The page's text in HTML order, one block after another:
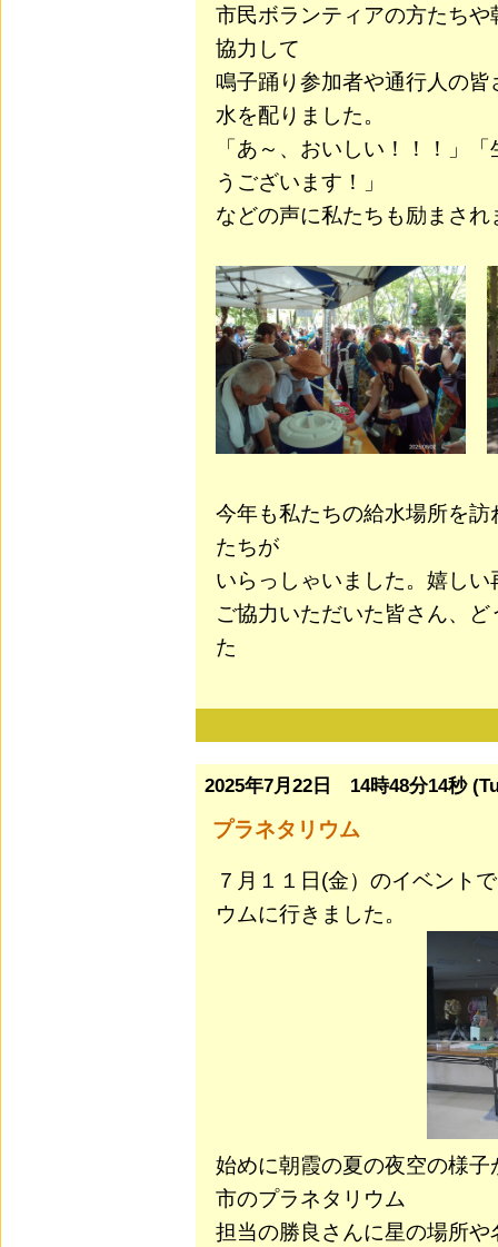
市民ボランティアの方たち
協力して
鳴子踊り参加者や通行人の
水を配りました。
「あ～、おいしい！！！」
うございます！」
などの声に私たちも励まされ
今年も私たちの給水場所を
たちが
いらっしゃいました。嬉しい
ご協力いただいた皆さん、
た
2025年7月22日 14時48分14秒
プラネタリウム
７月１１日(金）のイベント
ウムに行きました。
始めに朝霞の夏の夜空の様
市のプラネタリウム
担当の勝良さんに星の場所